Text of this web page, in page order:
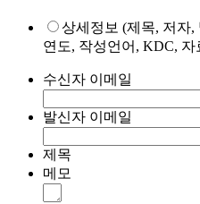
상세정보 (제목, 저자,
연도, 작성언어, KDC,
수신자 이메일
발신자 이메일
제목
메모